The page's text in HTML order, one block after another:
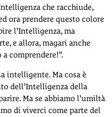
che racchiude,
ora prendere questo colore
l’Intelligenza, ma
e allora, magari anche
comprendere!”.
intelligente. Ma cosa è
dell’Intelligenza della
Ma se abbiamo l’umiltà
di viverci come parte del